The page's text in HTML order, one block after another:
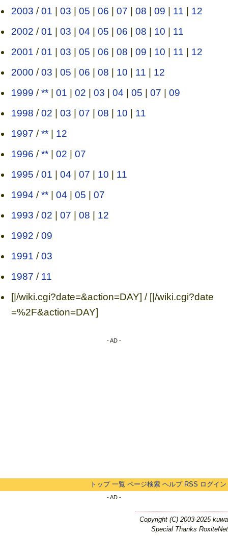
2003 /01 | 03 | 05 | 06 | 07 | 08 | 09 | 11 | 12
2002 /01 | 03 | 04 | 05 | 06 | 08 | 10 | 11
2001 /01 | 03 | 05 | 06 | 08 | 09 | 10 | 11 | 12
2000 /03 | 05 | 06 | 08 | 10 | 11 | 12
1999 /**| 01 | 02 | 03 | 04 | 05 | 07 | 09
1998 /02 | 03 | 07 | 08 | 10 | 11
1997 /**| 12
1996 /**| 02 | 07
1995 /01 | 04 | 07 | 10 | 11
1994 /**| 04 | 05 | 07
1993 /02 | 07 | 08 | 12
1992 /09
1991 /03
1987 / 11
[|/wiki.cgi?date=&action=DAY] / [|/wiki.cgi?date
=%2F&action=DAY]
- AD -
トップ 一覧 ページ検索 ヘルプ RSS ログイン
- AD -
Copyright (C) 2003-2025 kuwa
Special Thanks RoxiteNet